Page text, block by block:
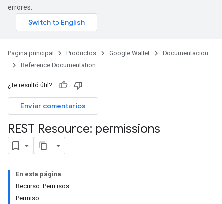
errores.
Página principal Productos Google Wallet
Documentación
Reference Documentation
¿Te resultó útil?
Enviar comentarios
REST Resource: permissions
En esta página
Recurso: Permisos
Permiso